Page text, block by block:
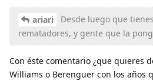
ariari
Desde luego que
rematadores, y gente que la
Con éste comentario ¿que quieres
Williams o Berenguer con los años